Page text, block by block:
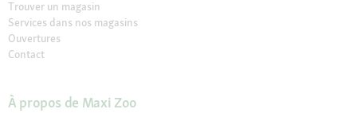
Trouver un magasin
Services dans nos magasins
Ouvertures
Contact
À propos de Maxi Zoo